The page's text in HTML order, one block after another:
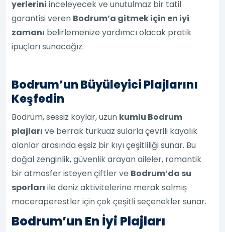
yerlerini inceleyecek ve unutulmaz bir tatil
garantisi veren Bodrum’a gitmek için en iyi
zamanı belirlemenize yardımcı olacak pratik
ipuçları sunacağız.
Bodrum’un Büyüleyici Plajlarını
Keşfedin
Bodrum, sessiz koylar, uzun kumlu Bodrum
plajları ve berrak turkuaz sularla çevrili kayalık
alanlar arasında eşsiz bir kıyı çeşitliliği sunar. Bu
doğal zenginlik, güvenlik arayan aileler, romantik
bir atmosfer isteyen çiftler ve Bodrum’da su
sporları ile deniz aktivitelerine merak salmış
maceraperestler için çok çeşitli seçenekler sunar.
Bodrum’un En İyi Plajları